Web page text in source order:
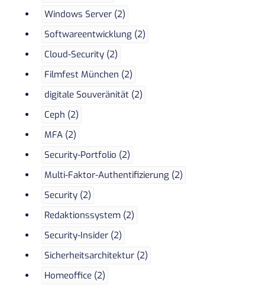
Windows Server (2)
Softwareentwicklung (2)
Cloud-Security (2)
Filmfest München (2)
digitale Souveränität (2)
Ceph (2)
MFA (2)
Security-Portfolio (2)
Multi-Faktor-Authentifizierung (2)
Security (2)
Redaktionssystem (2)
Security-Insider (2)
Sicherheitsarchitektur (2)
Homeoffice (2)